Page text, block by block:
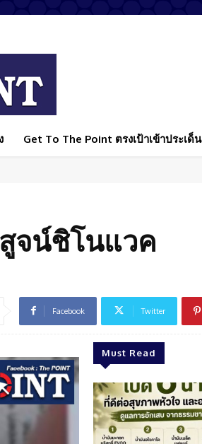
Get To The Point ตรงเป้าเข้าประเด็น
จน์ชิโนแวค
Facebook Twitter
Must Read